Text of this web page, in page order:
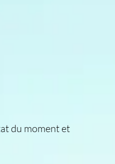
état du moment et